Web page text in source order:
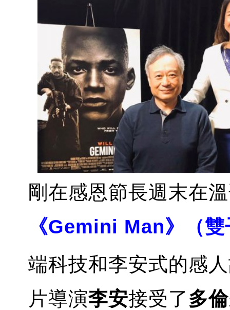
剛在感恩節長週末在
《Gemini Man》（
端科技和李安式的感
片導演李安接受了多